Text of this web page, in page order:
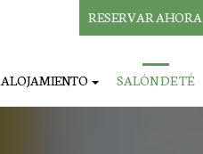
RESERVAR AHORA
ALOJAMIENTO SALÓN DE TÉ